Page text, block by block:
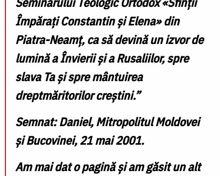
Împărați Constantin și Elena» din
Piatra-Neamț, ca să devină un izvor de
lumină a Învierii și a Rusaliilor, spre
slava Ta și spre mântuirea
dreptmăritorilor creștini.”
Semnat: Daniel, Mitropolitul Moldovei
și Bucovinei, 21 mai 2001.
Am mai dat o pagină și am găsit un alt